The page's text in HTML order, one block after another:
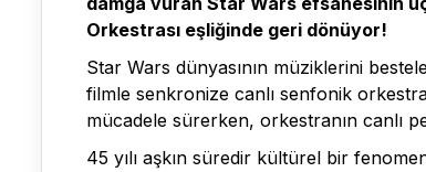
Orkestrası eşliğinde geri dönüyor!
Star Wars dünyasının müziklerini
filmle senkronize canlı senfonik
mücadele sürerken, orkestranın canlı
45 yılı aşkın süredir kültürel bir